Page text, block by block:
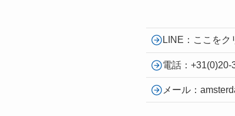
LINE：ここをク
電話：+31(0)20-
メール：